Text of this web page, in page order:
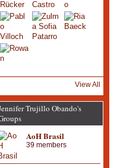
View All
Trujillo Obando's
AoH Brasil
39 members